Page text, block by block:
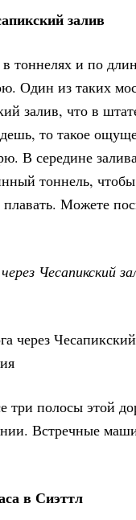
залив
тоннелях и по
Один из таких
залив, что в
то такое
В середине
тоннель,
Можете
Чесапикский
три полосы этой
Встречные
в Сиэттл